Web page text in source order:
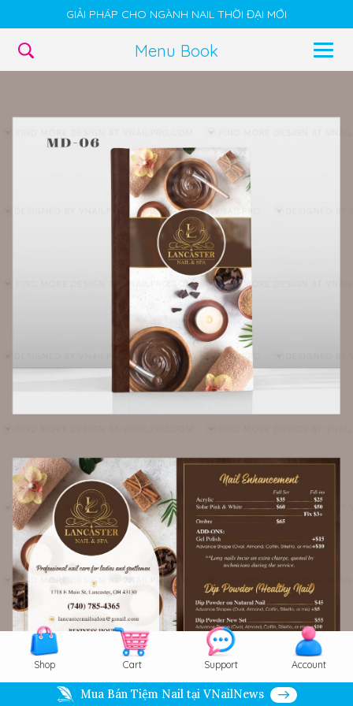
GIẢI PHÁP CHO NGÀNH NAIL THỜI ĐẠI MỚI
Menu Book
Shop Cart Support Account
Mua Bán Tiệm Nail tại VNailNews